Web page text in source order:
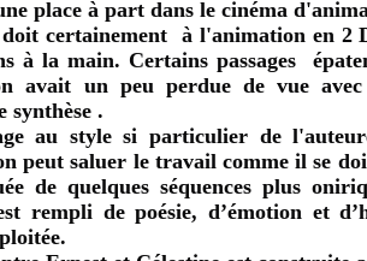
place à part dans le cinéma
certainement à l'animation en 2
à la main. Certains passages
avait un peu perdue de vue avec
synthèse .
au style si particulier de
peut saluer le travail comme il se
de quelques séquences plus
rempli de poésie, d’émotion et